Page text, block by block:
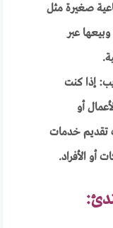
صغيرة مثل
عبر
إذا كنت
أو
تقديم خدمات
أو الأفراد.